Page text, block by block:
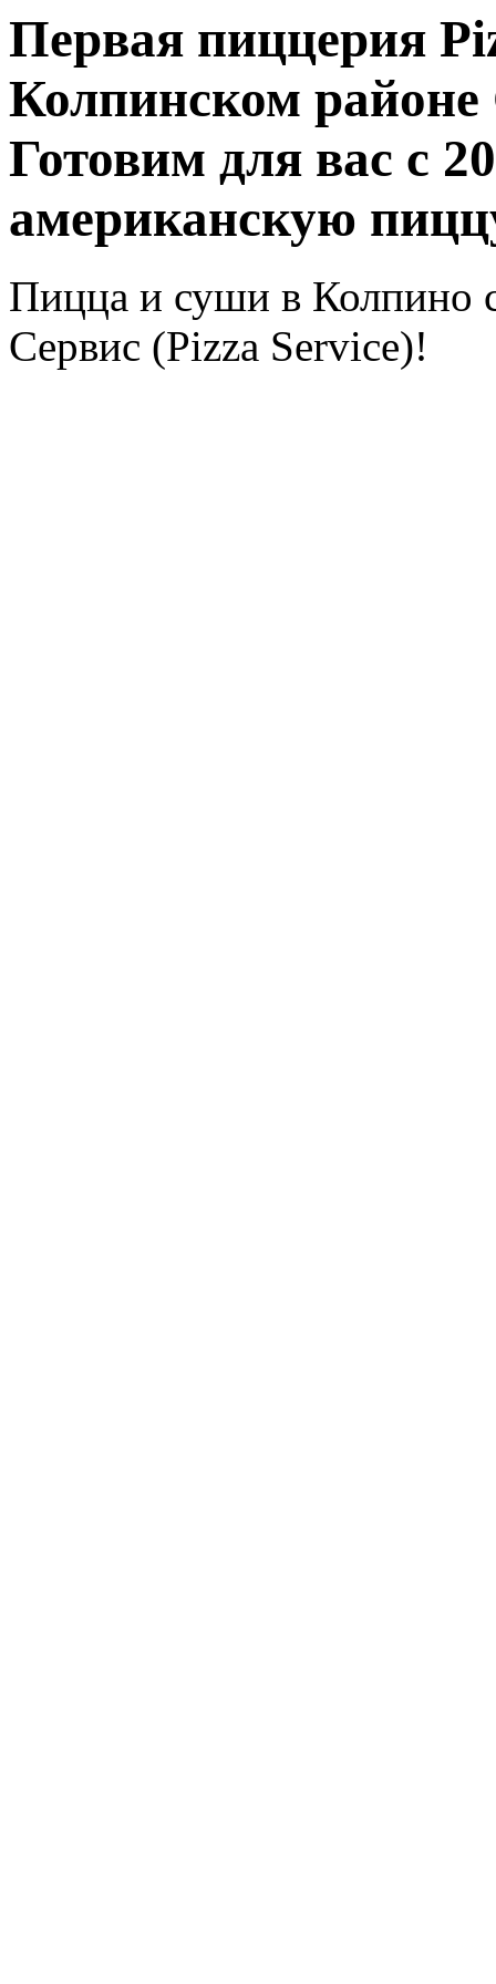
Первая пиццерия
Колпинском
Готовим для вас с
американскую
Пицца и суши в Колпино
Сервис (Pizza Service)!